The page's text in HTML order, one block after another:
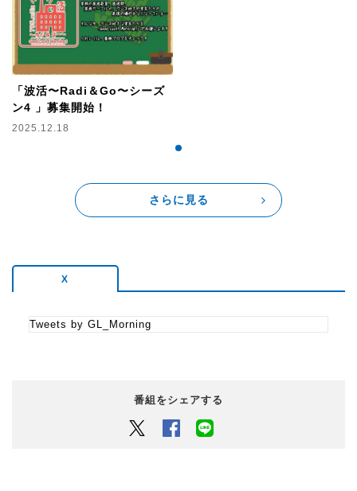
県の情報をお届け』
8:30～ 宇都美慶子 笑顔でスタート『毎朝のビタミントーク』
番組紹介
アロハ太朗(月～木)・柴田聡(金)の2人がアナタの朝時間に寄
り添う3時間のプログラム！
“Good Luck！ ”を合言葉にどこか気乗りしない朝時間が“すこ
「波活〜Radi＆Go〜シーズ
ン4 」募集開始！
2025.12.18
さらに見る
X
Tweets by GL_Morning
番組をシェアする
Twitter Facebook